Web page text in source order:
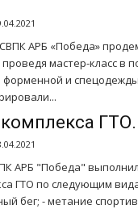
АРБ «Победа»
мастер-класс в
форменной и
ГТО.
АРБ "Победа"
ГТО по следующим
бег; - метание